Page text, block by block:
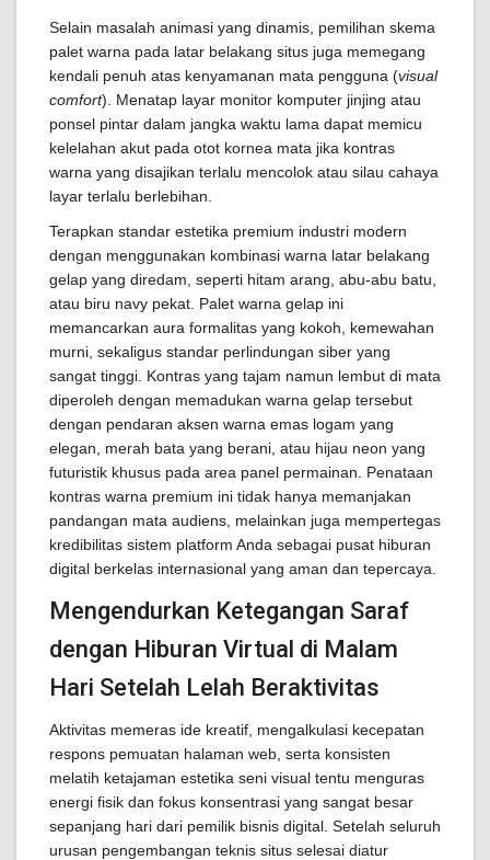
Selain masalah animasi yang dinamis, pemilihan skema
palet warna pada latar belakang situs juga memegang
kendali penuh atas kenyamanan mata pengguna (visual
comfort). Menatap layar monitor komputer jinjing atau
ponsel pintar dalam jangka waktu lama dapat memicu
kelelahan akut pada otot kornea mata jika kontras
warna yang disajikan terlalu mencolok atau silau cahaya
layar terlalu berlebihan.
Terapkan standar estetika premium industri modern
dengan menggunakan kombinasi warna latar belakang
gelap yang diredam, seperti hitam arang, abu-abu batu,
atau biru navy pekat. Palet warna gelap ini
memancarkan aura formalitas yang kokoh, kemewahan
murni, sekaligus standar perlindungan siber yang
sangat tinggi. Kontras yang tajam namun lembut di mata
diperoleh dengan memadukan warna gelap tersebut
dengan pendaran aksen warna emas logam yang
elegan, merah bata yang berani, atau hijau neon yang
futuristik khusus pada area panel permainan. Penataan
kontras warna premium ini tidak hanya memanjakan
pandangan mata audiens, melainkan juga mempertegas
kredibilitas sistem platform Anda sebagai pusat hiburan
digital berkelas internasional yang aman dan tepercaya.
Mengendurkan Ketegangan Saraf
dengan Hiburan Virtual di Malam
Hari Setelah Lelah Beraktivitas
Aktivitas memeras ide kreatif, mengalkulasi kecepatan
respons pemuatan halaman web, serta konsisten
melatih ketajaman estetika seni visual tentu menguras
energi fisik dan fokus konsentrasi yang sangat besar
sepanjang hari dari pemilik bisnis digital. Setelah seluruh
urusan pengembangan teknis situs selesai diatur